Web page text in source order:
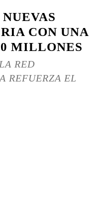
CON UNA
MILLONES
RED
REFUERZA EL